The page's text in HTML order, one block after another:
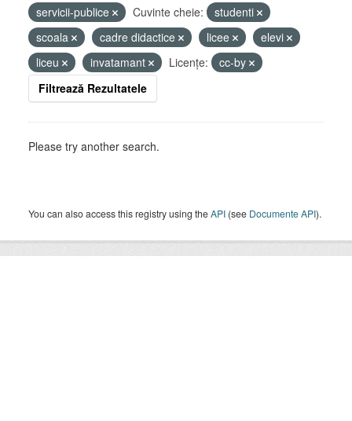
servicii-publice
Cuvinte cheie:
studenti
scoala
cadre didactice licee
elevi
liceu
invatamant Licenţe:
cc-by
Filtrează Rezultatele
Please try another search.
You can also access this registry using theAPI (see Documente API).